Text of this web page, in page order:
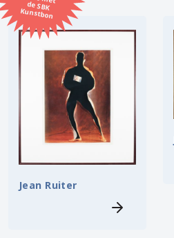
Kunstbon
Kunstenaar
Formaat
Orientatie
Kleur
Zoeken
Jean Ruiter